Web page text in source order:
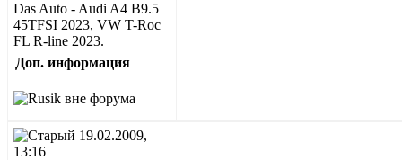
Das Auto - Audi A4 B9.5
45TFSI 2023, VW T-Roc
FL R-line 2023.
Доп. информация
19.02.2009,
13:16